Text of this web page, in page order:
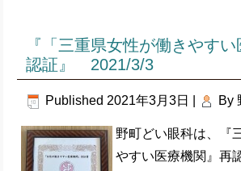
『「三重県女性が働きやす
認証』 2021/3/3
Published 2021年3月3日 By
野町どい眼科は、『
やすい医療機関』再